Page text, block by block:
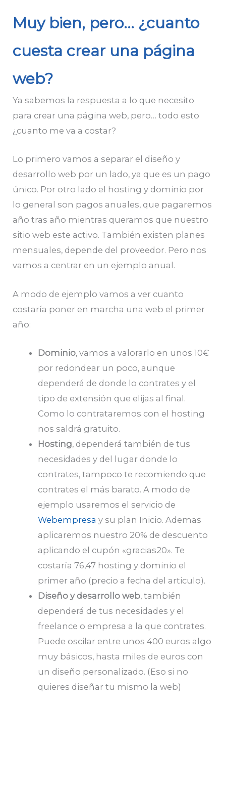
Muy bien, pero… ¿cuanto
cuesta crear una página
web?
Ya sabemos la respuesta a lo que necesito
para crear una página web, pero… todo esto
¿cuanto me va a costar?
Lo primero vamos a separar el diseño y
desarrollo web por un lado, ya que es un pago
único. Por otro lado el hosting y dominio por
lo general son pagos anuales, que pagaremos
año tras año mientras queramos que nuestro
sitio web este activo. También existen planes
mensuales, depende del proveedor. Pero nos
vamos a centrar en un ejemplo anual.
A modo de ejemplo vamos a ver cuanto
costaría poner en marcha una web el primer
año:
Dominio, vamos a valorarlo en unos 10€
por redondear un poco, aunque
dependerá de donde lo contrates y el
tipo de extensión que elijas al final.
Como lo contrataremos con el hosting
nos saldrá gratuito.
Hosting, dependerá también de tus
necesidades y del lugar donde lo
contrates, tampoco te recomiendo que
contrates el más barato. A modo de
ejemplo usaremos el servicio de
Webempresa y su plan Inicio. Ademas
aplicaremos nuestro 20% de descuento
aplicando el cupón «gracias20». Te
costaría 76,47 hosting y dominio el
primer año (precio a fecha del articulo).
Diseño y desarrollo web, también
dependerá de tus necesidades y el
freelance o empresa a la que contrates.
Puede oscilar entre unos 400 euros algo
muy básicos, hasta miles de euros con
un diseño personalizado. (Eso si no
quieres diseñar tu mismo la web)